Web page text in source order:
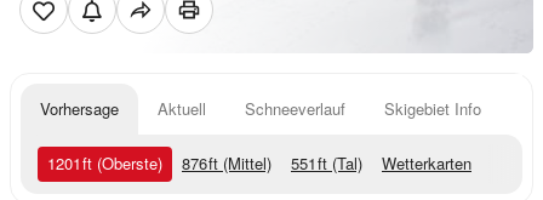
Vorhersage Aktuell Schneeverlauf Skigebiet Info
1201ft (Oberste) 876ft (Mittel) 551ft (Tal) Wetterkarten